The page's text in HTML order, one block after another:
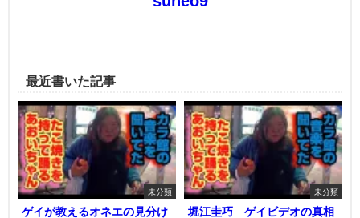
最近書いた記事
未分類
ゲイが教えるオネエの見分け
未分類
堀江圭巧 ゲイビデオの真相